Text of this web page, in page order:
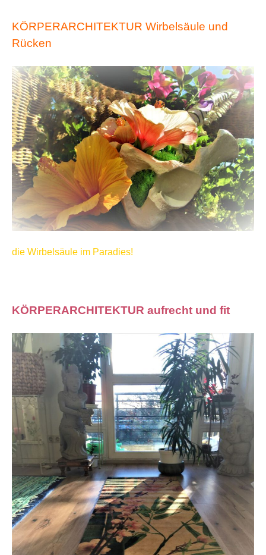
KÖRPERARCHITEKTUR Wirbelsäule und
Rücken
die Wirbelsäule im Paradies!
KÖRPERARCHITEKTUR aufrecht und fit